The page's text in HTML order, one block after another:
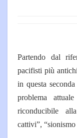
Partendo dal
pacifisti più
in questa
problema
riconducibile
cattivi”,